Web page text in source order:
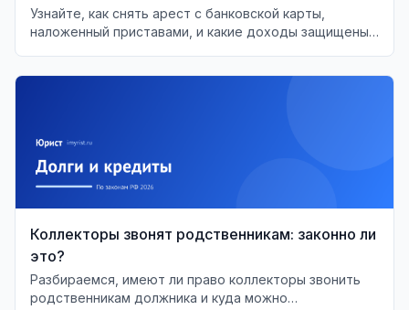
Узнайте, как снять арест с банковской карты,
наложенный приставами, и какие доходы защищены
Коллекторы звонят родственникам: законно ли
это?
Разбираемся, имеют ли право коллекторы звонить
родственникам должника и куда можно